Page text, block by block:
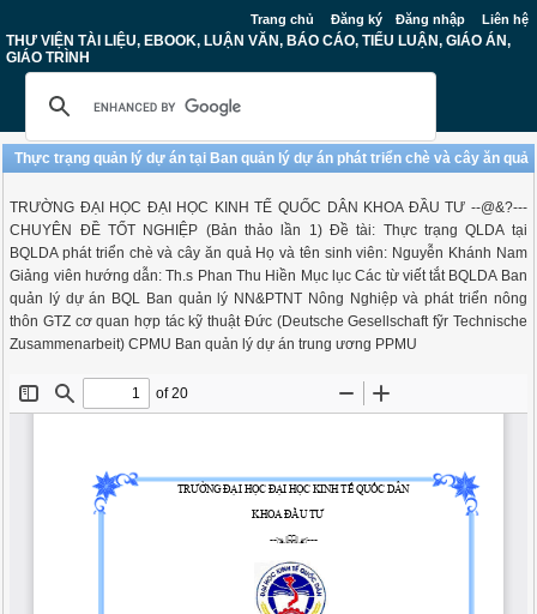
Trang chủ Đăng ký Đăng nhập Liên hệ
THƯ VIỆN TÀI LIỆU, EBOOK, LUẬN VĂN, BÁO CÁO, TIỂU LUẬN, GIÁO ÁN,
GIÁO TRÌNH
Thực trạng quản lý dự án tại Ban quản lý dự án phát triển chè và cây ăn quả
TRƯỜNG ĐẠI HỌC ĐẠI HỌC KINH TẾ QUỐC DÂN KHOA ĐẦU TƯ --@&?---
CHUYÊN ĐỀ TỐT NGHIỆP (Bản thảo lần 1) Đề tài: Thực trạng QLDA tại
BQLDA phát triển chè và cây ăn quả Họ và tên sinh viên: Nguyễn Khánh Nam
Giảng viên hướng dẫn: Th.s Phan Thu Hiền Mục lục Các từ viết tắt BQLDA Ban
quản lý dự án BQL Ban quản lý NN&PTNT Nông Nghiệp và phát triển nông
thôn GTZ cơ quan hợp tác kỹ thuật Đức (Deutsche Gesellschaft fỹr Technische
Zusammenarbeit) CPMU Ban quản lý dự án trung ương PPMU